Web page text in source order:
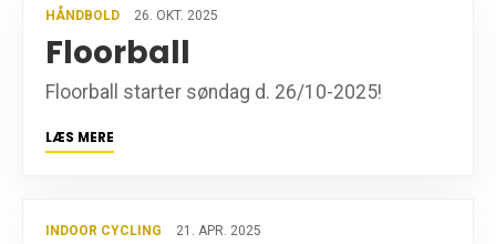
HÅNDBOLD 26. OKT. 2025
Floorball
Floorball starter søndag d. 26/10-2025!
LÆS MERE
INDOOR CYCLING 21. APR. 2025